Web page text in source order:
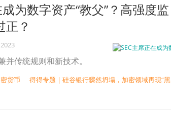
为数字资产“教父”？高强度监
正？
传统规则和新技术。
货币
得得专题 | 硅谷银行骤然坍塌，加密领域再现“黑